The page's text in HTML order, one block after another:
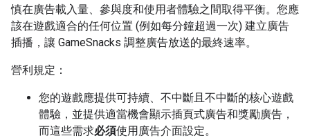
慎在廣告載入量、參與度和使用者體驗之間取得平衡。您應
該在遊戲適合的任何位置 (例如每分鐘超過一次) 建立廣告
插播，讓 GameSnacks 調整廣告放送的最終速率。
營利規定：
您的遊戲應提供可持續、不中斷且不中斷的核心遊戲
體驗，並提供適當機會顯示插頁式廣告和獎勵廣告，
而這些需求必須使用廣告介面設定。